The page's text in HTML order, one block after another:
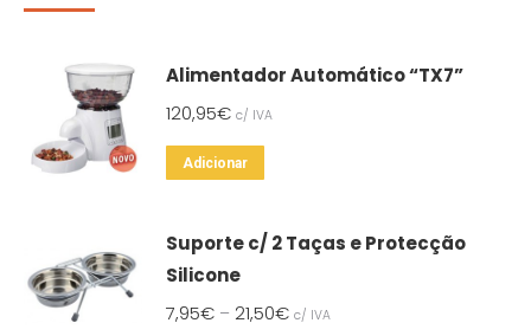
Alimentador Automático “TX7”
120,95€ c/ IVA
Adicionar
Suporte c/ 2 Taças e Protecção
Silicone
7,95€ – 21,50€ c/ IVA